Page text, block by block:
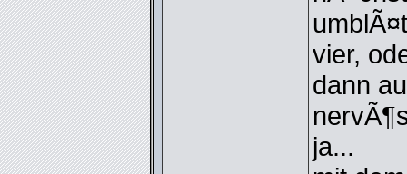
vier,
dann
ja...